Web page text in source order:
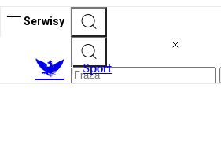
Serwisy
Sport